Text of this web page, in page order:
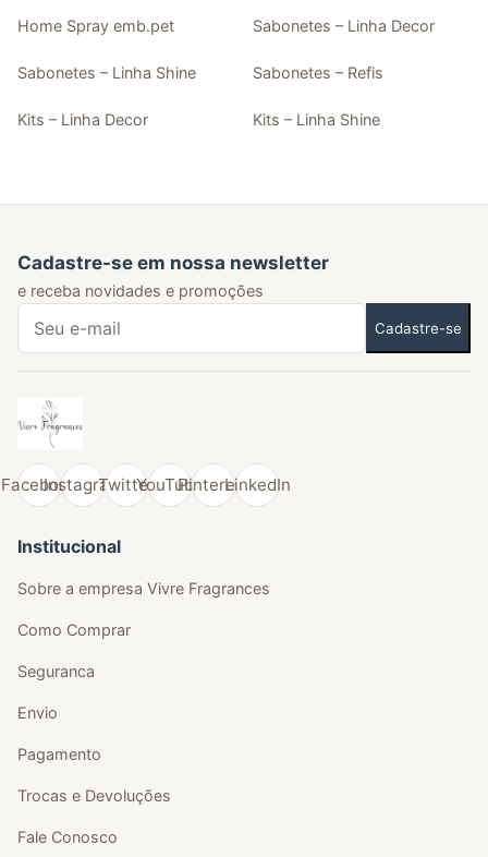
Home Spray emb.pet Sabonetes – Linha Decor
Sabonetes – Linha Shine Sabonetes – Refis
Kits – Linha Decor Kits – Linha Shine
Cadastre-se em nossa newsletter
e receba novidades e promoções
Cadastre-se
FacebookInstagramTwitterYouTubePinterestLinkedIn
Institucional
Sobre a empresa Vivre Fragrances
Como Comprar
Seguranca
Envio
Pagamento
Trocas e Devoluções
Fale Conosco